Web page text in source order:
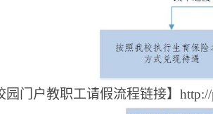
园门户教职工请假流程链接】